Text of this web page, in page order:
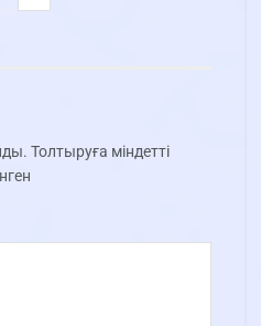
Толтыруға міндетті